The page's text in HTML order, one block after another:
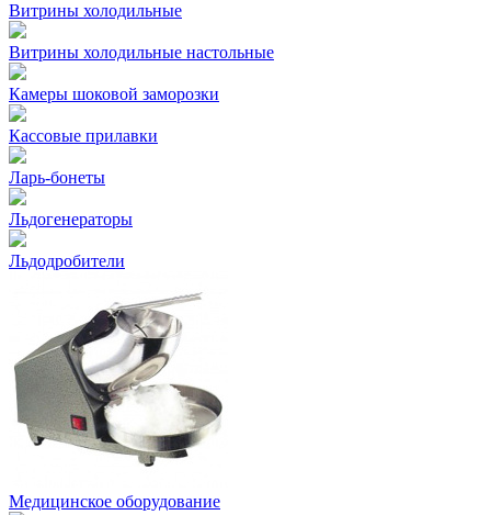
Витрины холодильные
Витрины холодильные настольные
Камеры шоковой заморозки
Кассовые прилавки
Ларь-бонеты
Льдогенераторы
Льдодробители
Медицинское оборудование